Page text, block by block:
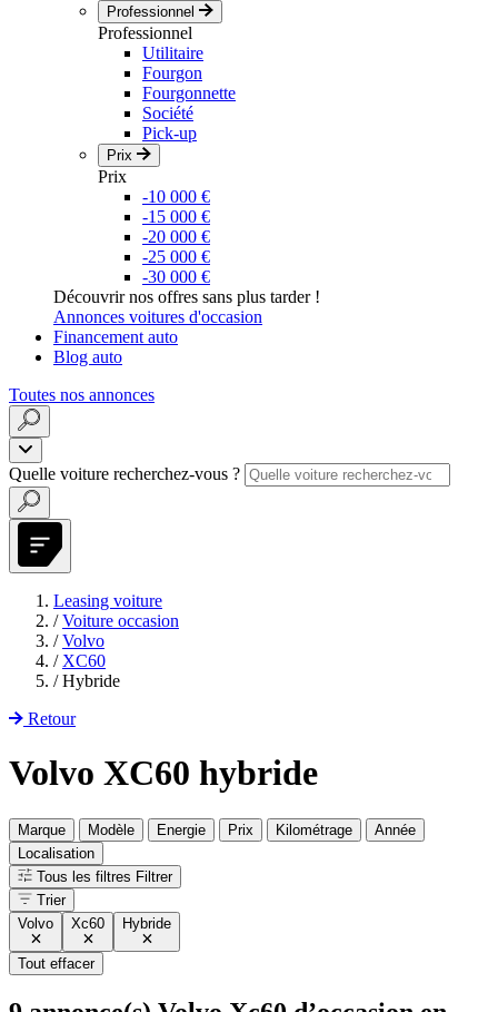
Professionnel
Professionnel
Utilitaire
Fourgon
Fourgonnette
Société
Pick-up
Prix
Prix
-10 000 €
-15 000 €
-20 000 €
-25 000 €
-30 000 €
Découvrir nos offres sans plus tarder !
Annonces voitures d'occasion
Financement auto
Blog auto
Toutes nos annonces
Quelle voiture recherchez-vous ?
Leasing voiture
/ Voiture occasion
/ Volvo
/ XC60
/ Hybride
Retour
Volvo XC60 hybride
Marque Modèle Energie Prix Kilométrage
Année
Localisation
Tous les filtres Filtrer
Trier
Volvo
Xc60 Hybride
Tout effacer